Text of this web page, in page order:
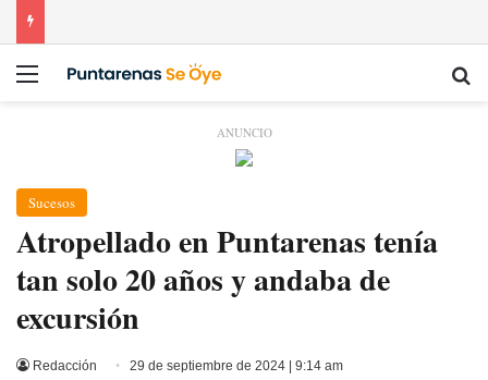
Menú
ANUNCIO
Sucesos
Atropellado en Puntarenas tenía
tan solo 20 años y andaba de
excursión
Redacción 29 de septiembre de 2024 | 9:14 am